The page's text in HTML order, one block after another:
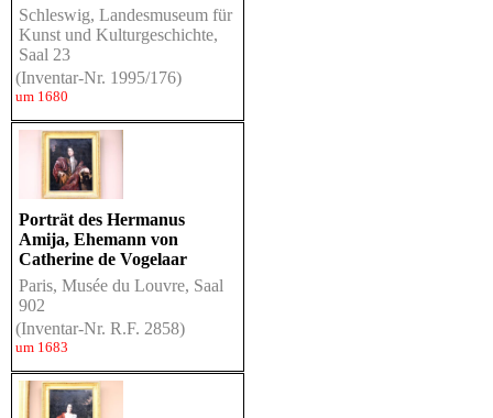
Schleswig, Landesmuseum für
Kunst und Kulturgeschichte,
Saal 23
(Inventar-Nr. 1995/176)
um 1680
Porträt des Hermanus
Amija, Ehemann von
Catherine de Vogelaar
Paris, Musée du Louvre, Saal
902
(Inventar-Nr. R.F. 2858)
um 1683